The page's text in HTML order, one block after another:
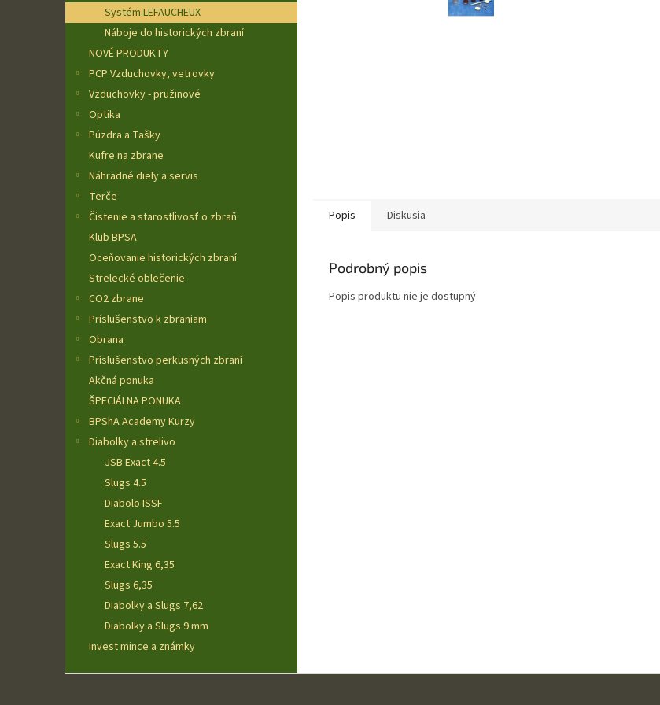
Systém LEFAUCHEUX
Náboje do historických zbraní
NOVÉ PRODUKTY
PCP Vzduchovky, vetrovky
Vzduchovky - pružinové
Optika
Púzdra a Tašky
Kufre na zbrane
Náhradné diely a servis
Terče
Čistenie a starostlivosť o zbraň
Klub BPSA
Oceňovanie historických zbraní
Strelecké oblečenie
CO2 zbrane
Príslušenstvo k zbraniam
Obrana
Príslušenstvo perkusných zbraní
Akčná ponuka
ŠPECIÁLNA PONUKA
BPShA Academy Kurzy
Diabolky a strelivo
JSB Exact 4.5
Slugs 4.5
Diabolo ISSF
Exact Jumbo 5.5
Slugs 5.5
Exact King 6,35
Slugs 6,35
Diabolky a Slugs 7,62
Diabolky a Slugs 9 mm
Invest mince a známky
Popis Diskusia
Podrobný popis
Popis produktu nie je dostupný